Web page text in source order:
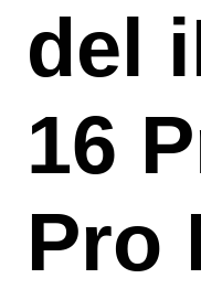
del
16
Pro